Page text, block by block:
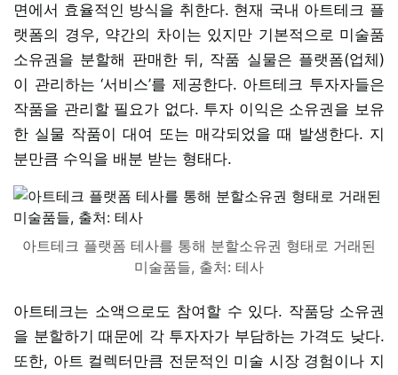
면에서 효율적인 방식을 취한다. 현재 국내 아트테크 플
랫폼의 경우, 약간의 차이는 있지만 기본적으로 미술품
소유권을 분할해 판매한 뒤, 작품 실물은 플랫폼(업체)
이 관리하는 ‘서비스’를 제공한다. 아트테크 투자자들은
작품을 관리할 필요가 없다. 투자 이익은 소유권을 보유
한 실물 작품이 대여 또는 매각되었을 때 발생한다. 지
분만큼 수익을 배분 받는 형태다.
아트테크 플랫폼 테사를 통해 분할소유권 형태로 거래된
미술품들, 출처: 테사
아트테크는 소액으로도 참여할 수 있다. 작품당 소유권
을 분할하기 때문에 각 투자자가 부담하는 가격도 낮다.
또한, 아트 컬렉터만큼 전문적인 미술 시장 경험이나 지